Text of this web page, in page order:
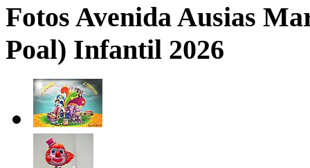
Fotos Avenida Ausias
Poal) Infantil 2026